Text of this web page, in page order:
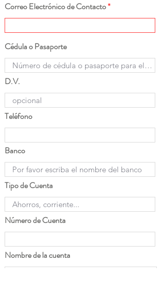
Correo Electrónico de Contacto
Cédula o Pasaporte
D.V.
Teléfono
Banco
Tipo de Cuenta
Número de Cuenta
Nombre de la cuenta